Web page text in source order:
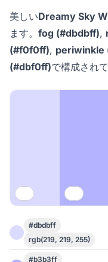
美しいDreamy Sky
ます。 fog (#dbdbff),
(#f0f0ff), periwinkle
(#dbf0ff)で構成されて
#dbdbff
rgb(219, 219, 255)
#b3b3ff